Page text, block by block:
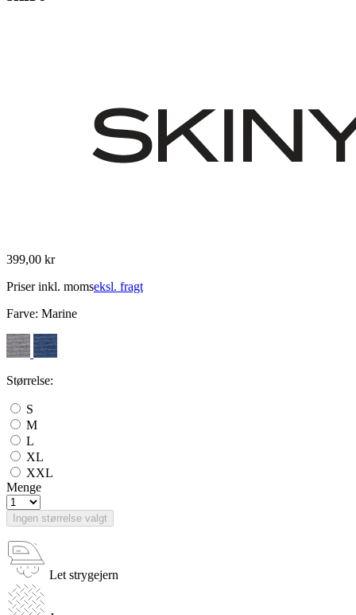
399,00 kr
Priser inkl. momseksl. fragt
Farve: Marine
Størrelse:
S
M
L
XL
XXL
Menge
Ingen størrelse valgt
Let strygejern